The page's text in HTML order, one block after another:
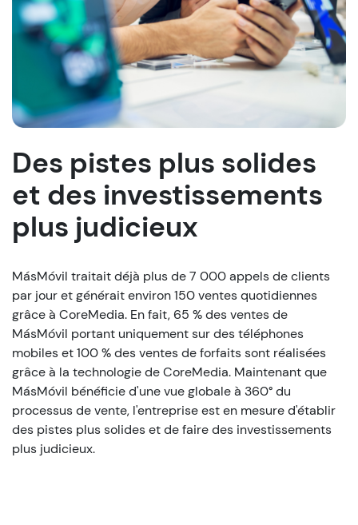
Des pistes plus solides
et des investissements
plus judicieux
MásMóvil traitait déjà plus de 7 000 appels de clients
par jour et générait environ 150 ventes quotidiennes
grâce à CoreMedia. En fait, 65 % des ventes de
MásMóvil portant uniquement sur des téléphones
mobiles et 100 % des ventes de forfaits sont réalisées
grâce à la technologie de CoreMedia. Maintenant que
MásMóvil bénéficie d'une vue globale à 360° du
processus de vente, l'entreprise est en mesure d'établir
des pistes plus solides et de faire des investissements
plus judicieux.